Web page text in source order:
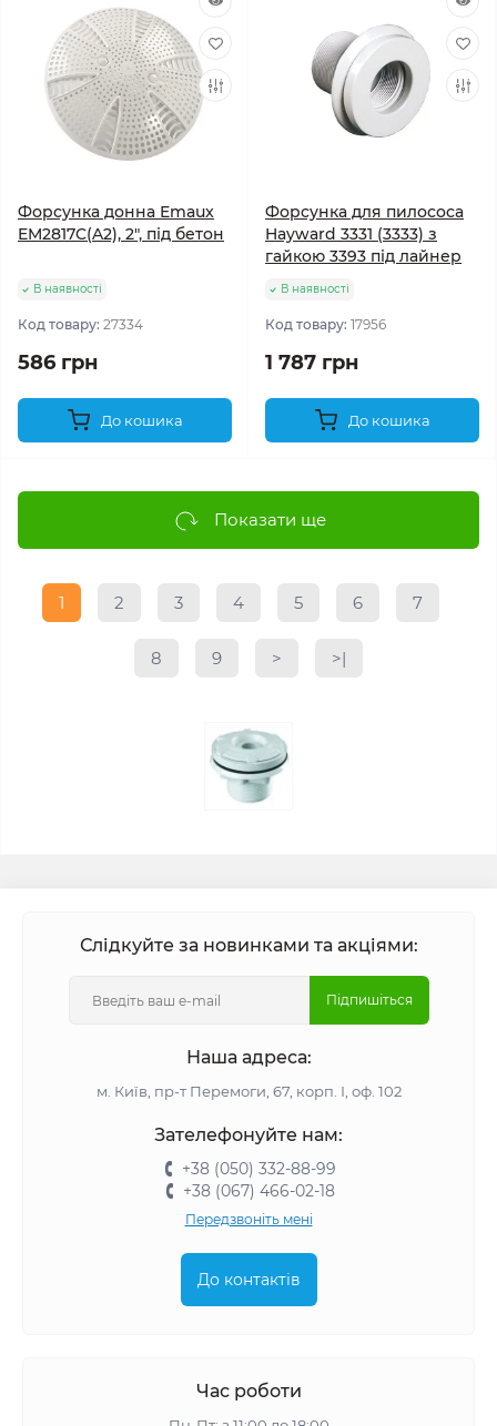
Форсунка донна Emaux
EM2817C(A2), 2", під бетон
В наявності
Код товару: 27334
586 грн
До кошика
Форсунка для пилососа
Hayward 3331 (3333) з
гайкою 3393 під лайнер
В наявності
Код товару: 17956
1 787 грн
До кошика
Показати ще
1 2 3 4 5 6 7
8 9 > >|
Слідкуйте за новинками та акціями:
Підпишіться
Наша адреса:
м. Київ, пр-т Перемоги, 67, корп. І, оф. 102
Зателефонуйте нам:
+38 (050) 332-88-99
+38 (067) 466-02-18
Передзвоніть мені
До контактів
Час роботи